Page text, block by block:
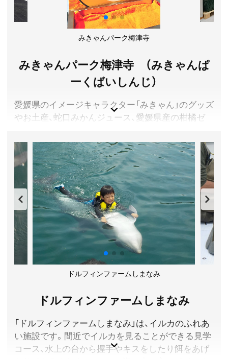
ターミナルより徒歩約3分。
所在地／愛媛県八幡浜市沖新田1581番地23
お問い合わせ／0894-21-4775(代表 有田鮮魚店)
どーや市場 公式サイトみきゃんパーク梅津寺
みきゃんパーク梅津寺 （みきゃんぱ
ーくばいしんじ）
愛媛県のイメージキャラクター「みきゃん」のグッズ
やお土産、蛇口みかんジュース、愛媛県産の柑橘ゼ
瀬戸内海が一望できるカフェがあります。
５０年以上続く柑橘農家「石丸農園」運営で、柑橘に
特化した施設です。時期によりみかん加工場の窓越
見学ができることも。
愛媛県松山市
入館料／無料
営業時間／10:00～16:30 ※季節・曜日によって変動あ
り。詳しくは公式サイトお知らせ欄をご確認ください。
休館日／毎週月曜(祝日の場合、翌火曜)・年末年始
アクセス／伊予鉄道高浜・横河原線 梅津寺駅すぐ前
所在地／愛媛県松山市梅津寺町1374-1
みきゃんパーク梅津寺 公式サイト
ドルフィンファームしまなみ
ドルフィンファームしまなみ
「ドルフィンファームしまなみ」は、イルカのふれあ
い施設です。間近でイルカを見ることができる見学
コース、水上の台から握手やキスをしたり餌をあげ